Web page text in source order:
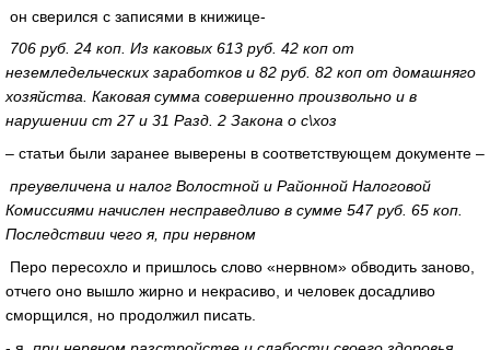
он сверился с записями в книжице-
706 руб. 24 коп. Из каковых 613 руб. 42 коп от
неземледельческих заработков и 82 руб. 82 коп от домашняго
хозяйства. Каковая сумма совершенно произвольно и в
нарушении ст 27 и 31 Разд. 2 Закона о с\хоз
– статьи были заранее выверены в соответствующем документе –
преувеличена и налог Волостной и Районной Налоговой
Комиссиями начислен несправедливо в сумме 547 руб. 65 коп.
Последствии чего я, при нервном
Перо пересохло и пришлось слово «нервном» обводить заново,
отчего оно вышло жирно и некрасиво, и человек досадливо
сморщился, но продолжил писать.